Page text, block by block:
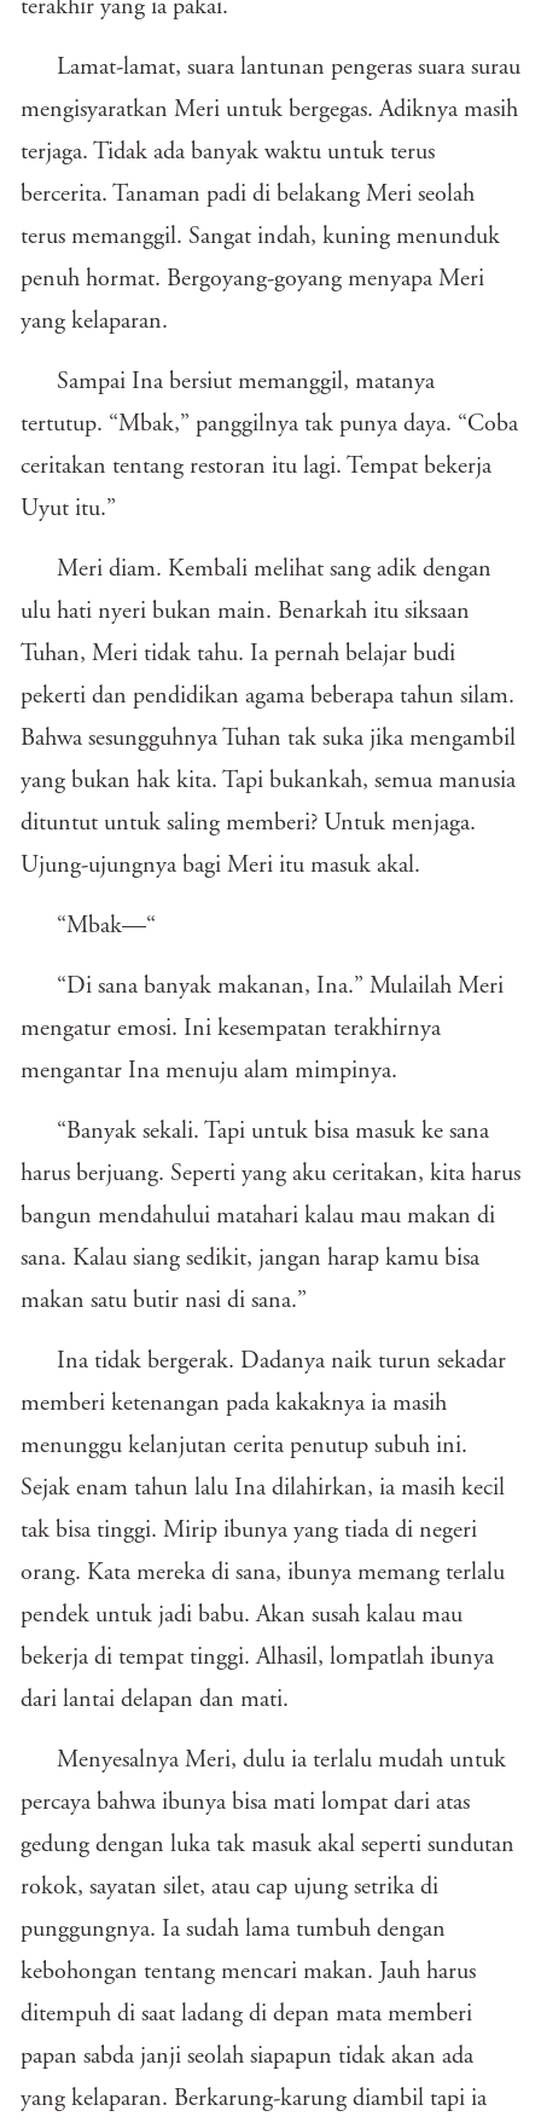
terakhir yang ia pakai.
Lamat-lamat, suara lantunan pengeras suara surau
mengisyaratkan Meri untuk bergegas. Adiknya masih
terjaga. Tidak ada banyak waktu untuk terus
bercerita. Tanaman padi di belakang Meri seolah
terus memanggil. Sangat indah, kuning menunduk
penuh hormat. Bergoyang-goyang menyapa Meri
yang kelaparan.
Sampai Ina bersiut memanggil, matanya
tertutup. “Mbak,” panggilnya tak punya daya. “Coba
ceritakan tentang restoran itu lagi. Tempat bekerja
Uyut itu.”
Meri diam. Kembali melihat sang adik dengan
ulu hati nyeri bukan main. Benarkah itu siksaan
Tuhan, Meri tidak tahu. Ia pernah belajar budi
pekerti dan pendidikan agama beberapa tahun silam.
Bahwa sesungguhnya Tuhan tak suka jika mengambil
yang bukan hak kita. Tapi bukankah, semua manusia
dituntut untuk saling memberi? Untuk menjaga.
Ujung-ujungnya bagi Meri itu masuk akal.
“Mbak—“
“Di sana banyak makanan, Ina.” Mulailah Meri
mengatur emosi. Ini kesempatan terakhirnya
mengantar Ina menuju alam mimpinya.
“Banyak sekali. Tapi untuk bisa masuk ke sana
harus berjuang. Seperti yang aku ceritakan, kita harus
bangun mendahului matahari kalau mau makan di
sana. Kalau siang sedikit, jangan harap kamu bisa
makan satu butir nasi di sana.”
Ina tidak bergerak. Dadanya naik turun sekadar
memberi ketenangan pada kakaknya ia masih
menunggu kelanjutan cerita penutup subuh ini.
Sejak enam tahun lalu Ina dilahirkan, ia masih kecil
tak bisa tinggi. Mirip ibunya yang tiada di negeri
orang. Kata mereka di sana, ibunya memang terlalu
pendek untuk jadi babu. Akan susah kalau mau
bekerja di tempat tinggi. Alhasil, lompatlah ibunya
dari lantai delapan dan mati.
Menyesalnya Meri, dulu ia terlalu mudah untuk
percaya bahwa ibunya bisa mati lompat dari atas
gedung dengan luka tak masuk akal seperti sundutan
rokok, sayatan silet, atau cap ujung setrika di
punggungnya. Ia sudah lama tumbuh dengan
kebohongan tentang mencari makan. Jauh harus
ditempuh di saat ladang di depan mata memberi
papan sabda janji seolah siapapun tidak akan ada
yang kelaparan. Berkarung-karung diambil tapi ia